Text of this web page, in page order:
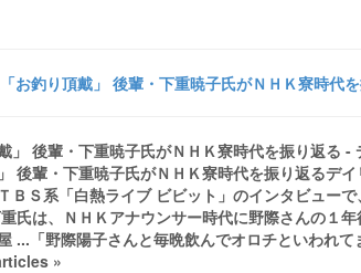
お釣り頂戴」 後輩・下重暁子氏がＮＨＫ寮時代
」 後輩・下重暁子氏がＮＨＫ寮時代を振り返る -
後輩・下重暁子氏がＮＨＫ寮時代を振り返るデ
ＢＳ系「白熱ライブ ビビット」のインタビュー
氏は、ＮＨＫアナウンサー時代に野際さんの１
...「野際陽子さんと毎晩飲んでオロチといわれ
»